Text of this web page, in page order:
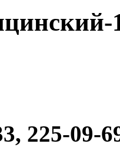
225-09-